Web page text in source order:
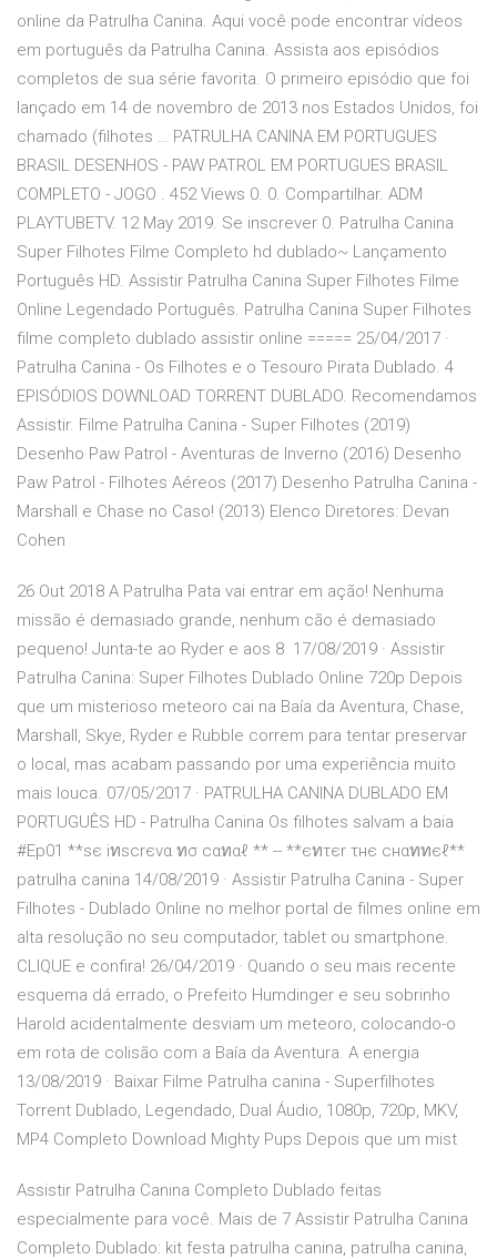
online da Patrulha Canina. Aqui você pode encontrar vídeos
em português da Patrulha Canina. Assista aos episódios
completos de sua série favorita. O primeiro episódio que foi
lançado em 14 de novembro de 2013 nos Estados Unidos, foi
chamado (filhotes … PATRULHA CANINA EM PORTUGUES
BRASIL DESENHOS - PAW PATROL EM PORTUGUES BRASIL
COMPLETO - JOGO . 452 Views 0. 0. Compartilhar. ADM
PLAYTUBETV. 12 May 2019. Se inscrever 0. Patrulha Canina
Super Filhotes Filme Completo hd dublado~ Lançamento
Português HD. Assistir Patrulha Canina Super Filhotes Filme
Online Legendado Português. Patrulha Canina Super Filhotes
filme completo dublado assistir online ===== 25/04/2017 ·
Patrulha Canina - Os Filhotes e o Tesouro Pirata Dublado. 4
EPISÓDIOS DOWNLOAD TORRENT DUBLADO. Recomendamos
Assistir. Filme Patrulha Canina - Super Filhotes (2019)
Desenho Paw Patrol - Aventuras de Inverno (2016) Desenho
Paw Patrol - Filhotes Aéreos (2017) Desenho Patrulha Canina -
Marshall e Chase no Caso! (2013) Elenco Diretores: Devan
Cohen
26 Out 2018 A Patrulha Pata vai entrar em ação! Nenhuma
missão é demasiado grande, nenhum cão é demasiado
pequeno! Junta-te ao Ryder e aos 8 17/08/2019 · Assistir
Patrulha Canina: Super Filhotes Dublado Online 720p Depois
que um misterioso meteoro cai na Baía da Aventura, Chase,
Marshall, Skye, Ryder e Rubble correm para tentar preservar
o local, mas acabam passando por uma experiência muito
mais louca. 07/05/2017 · PATRULHA CANINA DUBLADO EM
PORTUGUÊS HD - Patrulha Canina Os filhotes salvam a baia
#Ep01 **sє iทscrєvα ทσ cαทαℓ ** -- **єทτєr τнє cнαททєℓ**
patrulha canina 14/08/2019 · Assistir Patrulha Canina - Super
Filhotes - Dublado Online no melhor portal de filmes online em
alta resolução no seu computador, tablet ou smartphone.
CLIQUE e confira! 26/04/2019 · Quando o seu mais recente
esquema dá errado, o Prefeito Humdinger e seu sobrinho
Harold acidentalmente desviam um meteoro, colocando-o
em rota de colisão com a Baía da Aventura. A energia
13/08/2019 · Baixar Filme Patrulha canina - Superfilhotes
Torrent Dublado, Legendado, Dual Áudio, 1080p, 720p, MKV,
MP4 Completo Download Mighty Pups Depois que um mist
Assistir Patrulha Canina Completo Dublado feitas
especialmente para você. Mais de 7 Assistir Patrulha Canina
Completo Dublado: kit festa patrulha canina, patrulha canina,